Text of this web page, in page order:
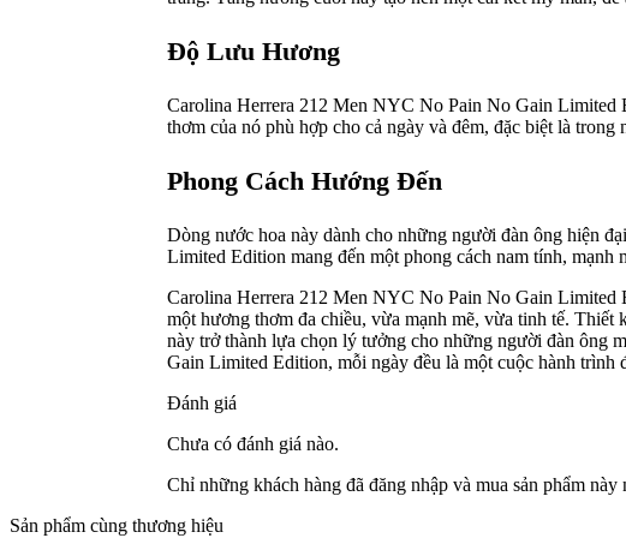
Độ Lưu Hương
Carolina Herrera 212 Men NYC No Pain No Gain Limited
thơm của nó phù hợp cho cả ngày và đêm, đặc biệt là
Phong Cách Hướng Đến
Dòng nước hoa này dành cho những người đàn ông hiện
Limited Edition mang đến một phong cách nam tính, mạnh
Carolina Herrera 212 Men NYC No Pain No Gain Limited
một hương thơm đa chiều, vừa mạnh mẽ, vừa tinh tế.
này trở thành lựa chọn lý tưởng cho những người đàn ông
Gain Limited Edition, mỗi ngày đều là một cuộc hành trình
Đánh giá
Chưa có đánh giá nào.
Chỉ những khách hàng đã đăng nhập và mua sản phẩm này
Sản phẩm cùng thương hiệu